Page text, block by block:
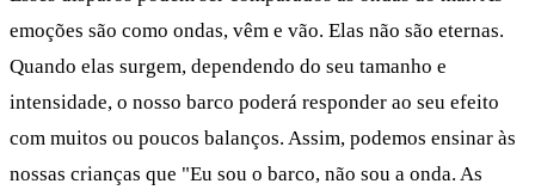
emoções são como ondas, vêm e vão. Elas não são eternas.
Quando elas surgem, dependendo do seu tamanho e
intensidade, o nosso barco poderá responder ao seu efeito
com muitos ou poucos balanços. Assim, podemos ensinar às
nossas crianças que "Eu sou o barco, não sou a onda. As